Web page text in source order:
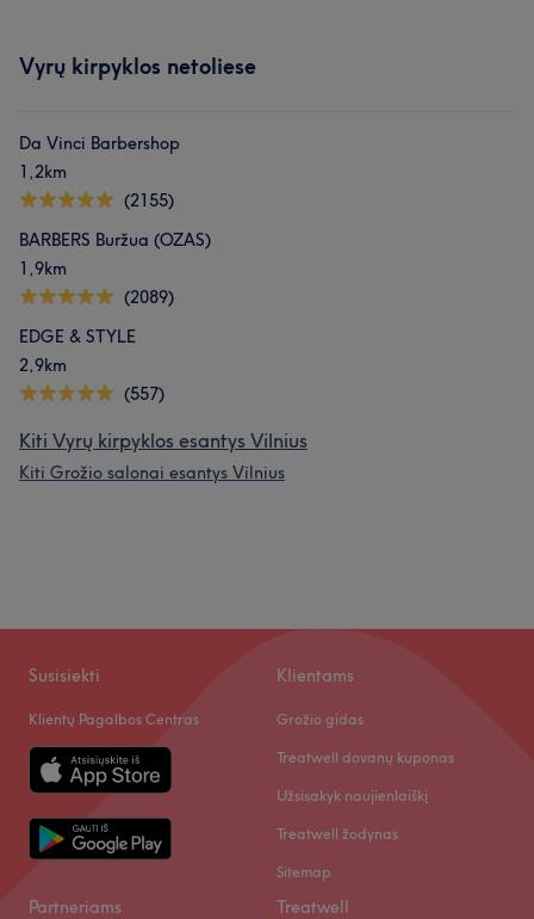
Vyrų kirpyklos netoliese
Da Vinci Barbershop
1,2km
(2155)
BARBERS Buržua (OZAS)
1,9km
(2089)
EDGE & STYLE
2,9km
(557)
Kiti Vyrų kirpyklos esantys Vilnius
Kiti Grožio salonai esantys Vilnius
Susisiekti
Klientų Pagalbos Centras
Klientams
Grožio gidas
Treatwell dovanų kuponas
Užsisakyk naujienlaiškį
Treatwell žodynas
Sitemap
Partneriams Treatwell